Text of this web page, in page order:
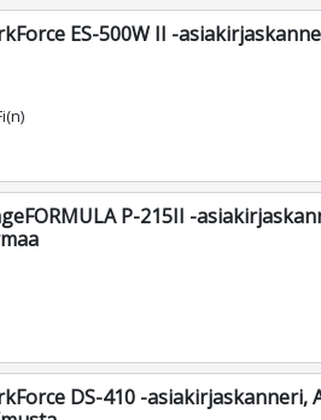
ES-500W II -
P-215II -
DS-410 -asiakirjaskanneri,